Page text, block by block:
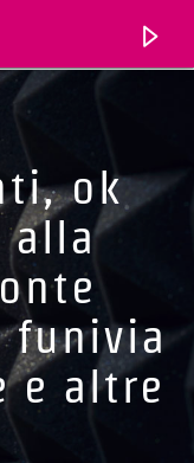
ok
alla
funivia
e altre